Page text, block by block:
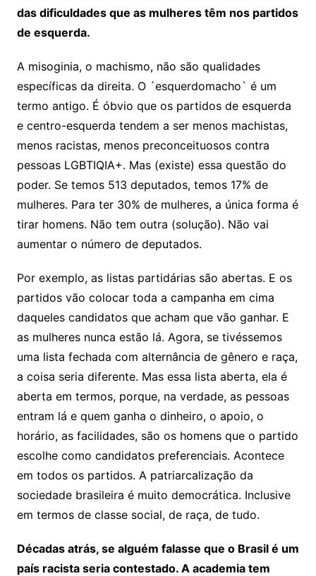
das dificuldades que as mulheres têm nos partidos
de esquerda.
A misoginia, o machismo, não são qualidades
específicas da direita. O ´esquerdomacho` é um
termo antigo. É óbvio que os partidos de esquerda
e centro-esquerda tendem a ser menos machistas,
menos racistas, menos preconceituosos contra
pessoas LGBTIQIA+. Mas (existe) essa questão do
poder. Se temos 513 deputados, temos 17% de
mulheres. Para ter 30% de mulheres, a única forma é
tirar homens. Não tem outra (solução). Não vai
aumentar o número de deputados.
Por exemplo, as listas partidárias são abertas. E os
partidos vão colocar toda a campanha em cima
daqueles candidatos que acham que vão ganhar. E
as mulheres nunca estão lá. Agora, se tivéssemos
uma lista fechada com alternância de gênero e raça,
a coisa seria diferente. Mas essa lista aberta, ela é
aberta em termos, porque, na verdade, as pessoas
entram lá e quem ganha o dinheiro, o apoio, o
horário, as facilidades, são os homens que o partido
escolhe como candidatos preferenciais. Acontece
em todos os partidos. A patriarcalização da
sociedade brasileira é muito democrática. Inclusive
em termos de classe social, de raça, de tudo.
Décadas atrás, se alguém falasse que o Brasil é um
país racista seria contestado. A academia tem